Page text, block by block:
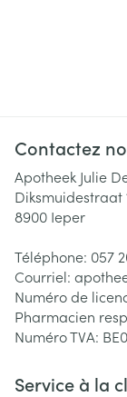
Contactez
Apotheek Julie
Diksmuidestraat
8900 Ieper
Téléphone: 057
Courriel:
Numéro de
Pharmacien
Numéro TVA:
Service à la